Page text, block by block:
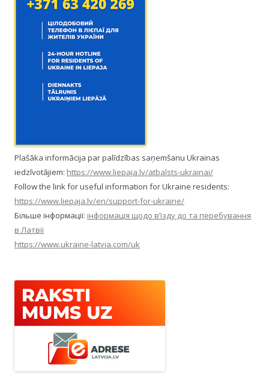
Plašāka informācija par palīdzības saņemšanu Ukrainas
iedzīvotājiem: https://www.liepaja.lv/atbalsts-ukrainai/
Follow the link for useful information for Ukraine residents:
https://www.liepaja.lv/en/support-for-ukraine/
Більше інформації: інформація щодо в’їзду до та перебування
в Латвії
https://www.ukraine-latvia.com/uk